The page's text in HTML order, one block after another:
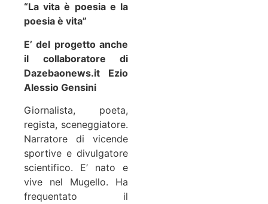
“La vita è poesia e la
poesia è vita”
E’ del progetto anche
il collaboratore di
Dazebaonews.it Ezio
Alessio Gensini
Giornalista, poeta,
regista, sceneggiatore.
Narratore di vicende
sportive e divulgatore
scientifico. E’ nato e
vive nel Mugello. Ha
frequentato il